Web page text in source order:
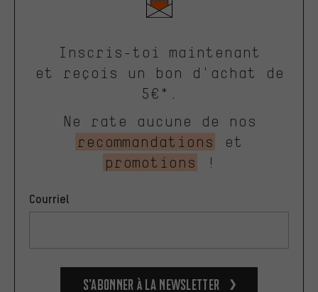
Inscris-toi maintenant
et reçois un bon d'achat de
5€*.
Ne rate aucune de nos
recommandations
et
promotions
!
Courriel
S’abonner à la newsletter